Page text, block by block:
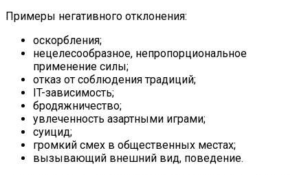
Примеры негативного отклонения:
оскорбления;
нецелесообразное, непропорциональное
применение силы;
отказ от соблюдения традиций;
IT-зависимость;
бродяжничество;
увлеченность азартными играми;
суицид;
громкий смех в общественных местах;
вызывающий внешний вид, поведение.